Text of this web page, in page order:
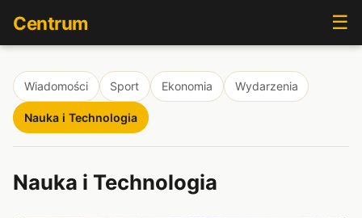
Centrum ☰
Wiadomości Sport Ekonomia Wydarzenia
Nauka i Technologia
Nauka i Technologia